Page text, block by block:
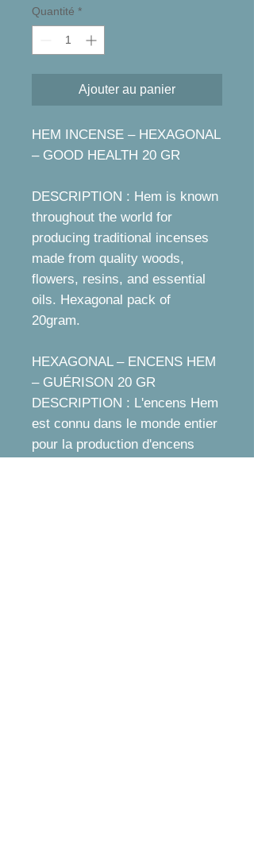
Quantité *
Ajouter au panier
HEM INCENSE – HEXAGONAL
– GOOD HEALTH 20 GR
DESCRIPTION : Hem is known
throughout the world for
producing traditional incenses
made from quality woods,
flowers, resins, and essential
oils. Hexagonal pack of
20gram.
HEXAGONAL – ENCENS HEM
– GUÉRISON 20 GR
DESCRIPTION : L'encens Hem
est connu dans le monde entier
pour la production d'encens